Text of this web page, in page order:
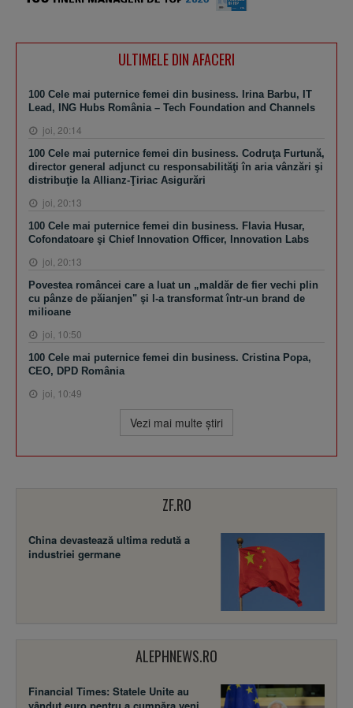
ULTIMELE DIN AFACERI
100 Cele mai puternice femei din business. Irina Barbu, IT
Lead, ING Hubs România – Tech Foundation and Channels
joi, 20:14
100 Cele mai puternice femei din business. Codruţa Furtună,
director general adjunct cu responsabilităţi în aria vânzări şi
distribuţie la Allianz-Ţiriac Asigurări
joi, 20:13
100 Cele mai puternice femei din business. Flavia Husar,
Cofondatoare şi Chief Innovation Officer, Innovation Labs
joi, 20:13
Povestea româncei care a luat un „maldăr de fier vechi plin
cu pânze de păianjen" şi l-a transformat într-un brand de
milioane
joi, 10:50
100 Cele mai puternice femei din business. Cristina Popa,
CEO, DPD România
joi, 10:49
Vezi mai multe ştiri
ZF.RO
China devastează ultima redută a
industriei germane
ALEPHNEWS.RO
Financial Times: Statele Unite au